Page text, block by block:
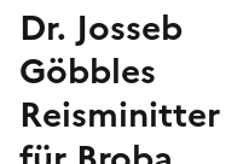
Dr. Josseb
Göbbles
Reisminitter